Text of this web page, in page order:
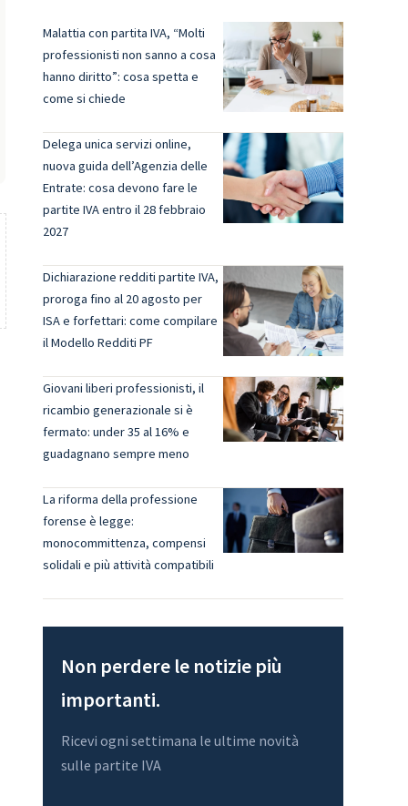
Malattia con partita IVA, “Molti
professionisti non sanno a cosa
hanno diritto”: cosa spetta e
come si chiede
Delega unica servizi online,
nuova guida dell’Agenzia delle
Entrate: cosa devono fare le
partite IVA entro il 28 febbraio
2027
Dichiarazione redditi partite IVA,
proroga fino al 20 agosto per
ISA e forfettari: come compilare
il Modello Redditi PF
Giovani liberi professionisti, il
ricambio generazionale si è
fermato: under 35 al 16% e
guadagnano sempre meno
La riforma della professione
forense è legge:
monocommittenza, compensi
solidali e più attività compatibili
Non perdere le notizie più
importanti.
Ricevi ogni settimana le ultime novità
sulle partite IVA